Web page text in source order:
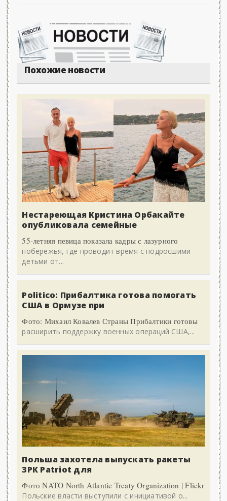
Похожие новости
Нестареющая Кристина Орбакайте
опубликовала семейные
55-летняя певица показала кадры с лазурного
побережья, где проводит время с подросшими
детьми от...
Politico: Прибалтика готова помогать
США в Ормузе при
Фото: Михаил Ковалев Страны Прибалтики готовы
расширить поддержку военных операций США,...
Польша захотела выпускать ракеты
ЗРК Patriot для
Фото NATO North Atlantic Treaty Organization | Flickr
Польские власти выступили с инициативой о...